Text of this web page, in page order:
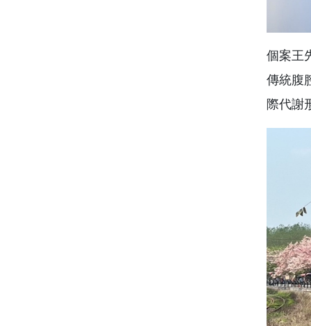
個案王
傳統腹
際代謝